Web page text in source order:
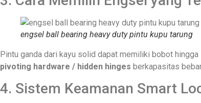
engsel ball bearing heavy duty pintu kupu tarung
Pintu ganda dari kayu solid dapat memiliki bobot
pivoting hardware / hidden hinges berkapasitas
4. Sistem Keamanan Smart